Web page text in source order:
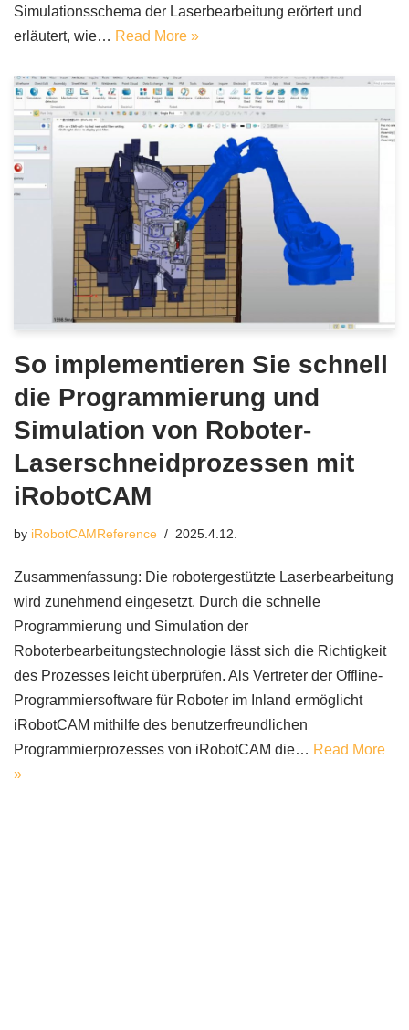
Simulationsschema der Laserbearbeitung erörtert und
erläutert, wie… Read More »
So implementieren Sie schnell
die Programmierung und
Simulation von Roboter-
Laserschneidprozessen mit
iRobotCAM
by iRobotCAMReference 2025.4.12.
Zusammenfassung: Die robotergestützte Laserbearbeitung
wird zunehmend eingesetzt. Durch die schnelle
Programmierung und Simulation der
Roboterbearbeitungstechnologie lässt sich die Richtigkeit
des Prozesses leicht überprüfen. Als Vertreter der Offline-
Programmiersoftware für Roboter im Inland ermöglicht
iRobotCAM mithilfe des benutzerfreundlichen
Programmierprozesses von iRobotCAM die… Read More
»